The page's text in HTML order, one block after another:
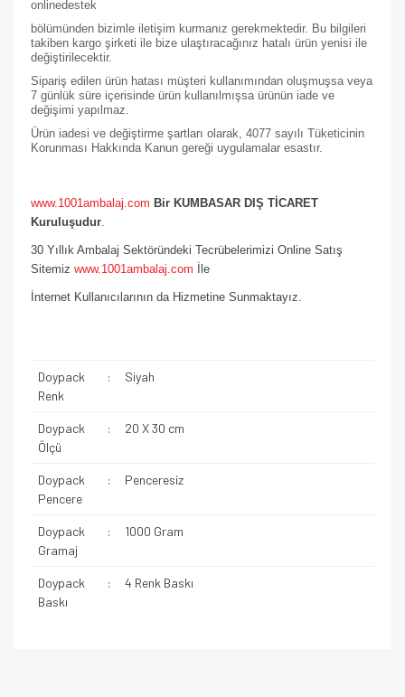
onlinedestek
bölümünden bizimle iletişim kurmanız gerekmektedir. Bu bilgileri
takiben kargo şirketi ile bize ulaştıracağınız hatalı ürün yenisi ile
değiştirilecektir.
Sipariş edilen ürün hatası müşteri kullanımından oluşmuşsa veya
7 günlük süre içerisinde ürün kullanılmışsa ürünün iade ve
değişimi yapılmaz.
Ürün iadesi ve değiştirme şartları olarak, 4077 sayılı Tüketicinin
Korunması Hakkında Kanun gereği uygulamalar esastır.
www.1001ambalaj.com Bir KUMBASAR DIŞ TİCARET
Kuruluşudur.
30 Yıllık Ambalaj Sektöründeki Tecrübelerimizi Online Satış
Sitemiz www.1001ambalaj.com İle
İnternet Kullanıcılarının da Hizmetine Sunmaktayız.
Doypack
Renk
: Siyah
Doypack
Ölçü
: 20 X 30 cm
Doypack
Pencere
: Penceresiz
Doypack
Gramaj
: 1000 Gram
Doypack
Baskı
: 4 Renk Baskı